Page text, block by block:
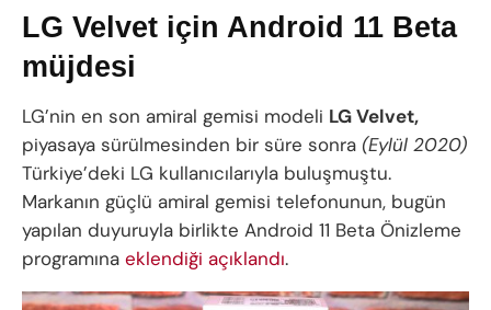
LG Velvet için Android 11 Beta
müjdesi
LG’nin en son amiral gemisi modeli LG Velvet,
piyasaya sürülmesinden bir süre sonra (Eylül 2020)
Türkiye’deki LG kullanıcılarıyla buluşmuştu.
Markanın güçlü amiral gemisi telefonunun, bugün
yapılan duyuruyla birlikte Android 11 Beta Önizleme
programına eklendiği açıklandı.